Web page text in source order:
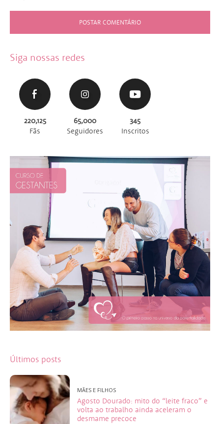
Siga nossas redes
220,125
Fãs
65,000
Seguidores
345
Inscritos
Últimos posts
MÃES E FILHOS
Agosto Dourado: mito do “leite fraco” e
volta ao trabalho ainda aceleram o
desmame precoce